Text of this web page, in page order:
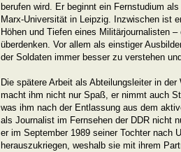
berufen wird. Er beginnt ein Fernstudium
Marx-Universität in Leipzig. Inzwischen ist
Höhen und Tiefen eines Militärjournalisten
überdenken. Vor allem als einstiger
der Soldaten immer besser zu verstehen
Die spätere Arbeit als Abteilungsleiter in der
macht ihm nicht nur Spaß, er nimmt auch
was ihm nach der Entlassung aus dem
als Journalist im Fernsehen der DDR nicht
er im September 1989 seiner Tochter nach
herauszukriegen, weshalb sie mit ihrem